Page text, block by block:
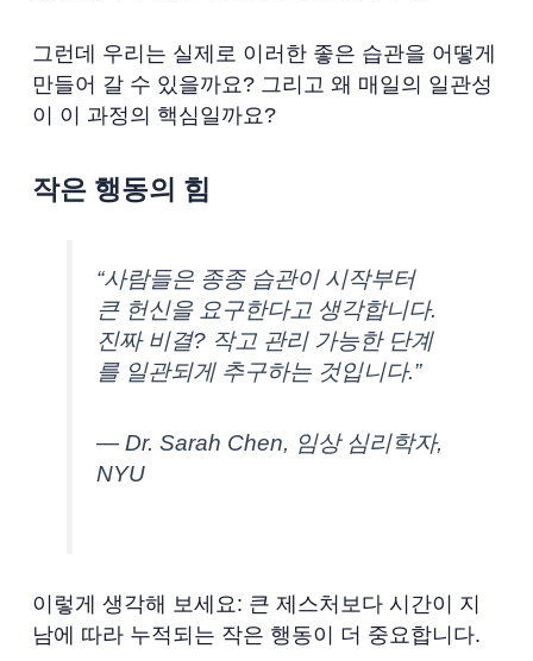
그런데 우리는 실제로 이러한 좋은 습관을 어떻게
만들어 갈 수 있을까요? 그리고 왜 매일의 일관성
이 이 과정의 핵심일까요?
작은 행동의 힘
“사람들은 종종 습관이 시작부터
큰 헌신을 요구한다고 생각합니다.
진짜 비결? 작고 관리 가능한 단계
를 일관되게 추구하는 것입니다.”
— Dr. Sarah Chen, 임상 심리학자,
NYU
이렇게 생각해 보세요: 큰 제스처보다 시간이 지
남에 따라 누적되는 작은 행동이 더 중요합니다.